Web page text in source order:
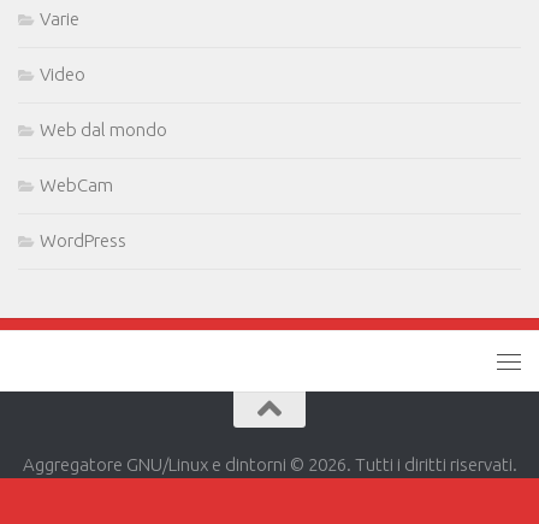
Varie
Video
Web dal mondo
WebCam
WordPress
Aggregatore GNU/Linux e dintorni © 2026. Tutti i diritti riservati.